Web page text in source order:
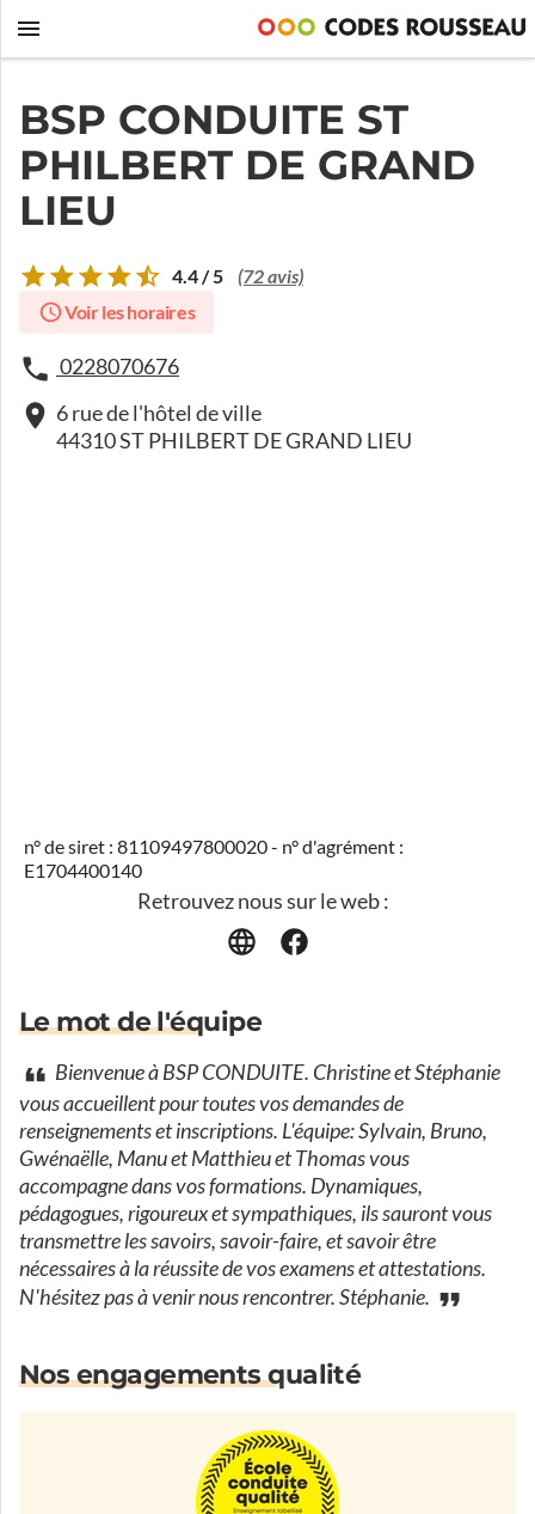
BSP CONDUITE ST
PHILBERT DE GRAND
LIEU
4.4 / 5 (72 avis)
Voir les horaires
0228070676
6 rue de l'hôtel de ville
44310 ST PHILBERT DE GRAND LIEU
n° de siret : 81109497800020 - n° d'agrément :
E1704400140
Retrouvez nous sur le web :
Le mot de l'équipe
Bienvenue à BSP CONDUITE. Christine et Stéphanie
vous accueillent pour toutes vos demandes de
renseignements et inscriptions. L'équipe: Sylvain, Bruno,
Gwénaëlle, Manu et Matthieu et Thomas vous
accompagne dans vos formations. Dynamiques,
pédagogues, rigoureux et sympathiques, ils sauront vous
transmettre les savoirs, savoir-faire, et savoir être
nécessaires à la réussite de vos examens et attestations.
N'hésitez pas à venir nous rencontrer. Stéphanie.
Nos engagements qualité